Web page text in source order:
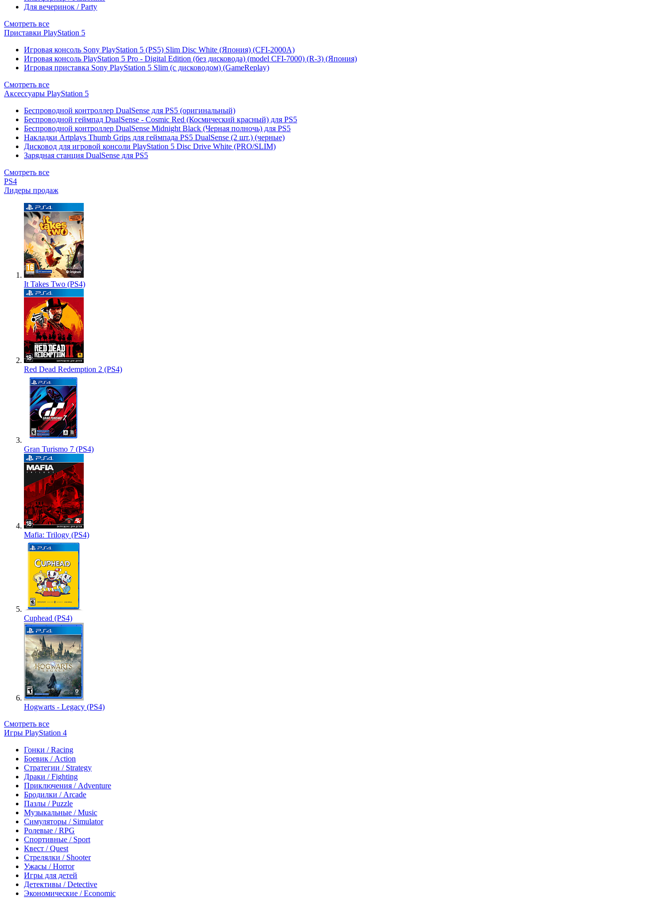
Для вечеринок / Party
Смотреть все
Приставки PlayStation 5
Игровая консоль Sony PlayStation 5 (PS5) Slim Disc White (Япония) (CFI-2000A)
Игровая консоль PlayStation 5 Pro - Digital Edition (без дисковода) (model CFI-7000) (R-3) (Япония)
Игровая приставка Sony PlayStation 5 Slim (с дисководом) (GameReplay)
Смотреть все
Аксессуары PlayStation 5
Беспроводной контроллер DualSense для PS5 (оригинальный)
Беспроводной геймпад DualSense - Cosmic Red (Космический красный) для PS5
Беспроводной контроллер DualSense Midnight Black (Черная полночь) для PS5
Накладки Artplays Thumb Grips для геймпада PS5 DualSense (2 шт.) (черные)
Дисковод для игровой консоли PlayStation 5 Disc Drive White (PRO/SLIM)
Зарядная станция DualSense для PS5
Смотреть все
PS4
Лидеры продаж
It Takes Two (PS4)
Red Dead Redemption 2 (PS4)
Gran Turismo 7 (PS4)
Mafia: Trilogy (PS4)
Cuphead (PS4)
Hogwarts - Legacy (PS4)
Смотреть все
Игры PlayStation 4
Гонки / Racing
Боевик / Action
Стратегии / Strategy
Драки / Fighting
Приключения / Adventure
Бродилки / Arcade
Пазлы / Puzzle
Музыкальные / Music
Симуляторы / Simulator
Ролевые / RPG
Спортивные / Sport
Квест / Quest
Стрелялки / Shooter
Ужасы / Horror
Игры для детей
Детективы / Detective
Экономические / Economic